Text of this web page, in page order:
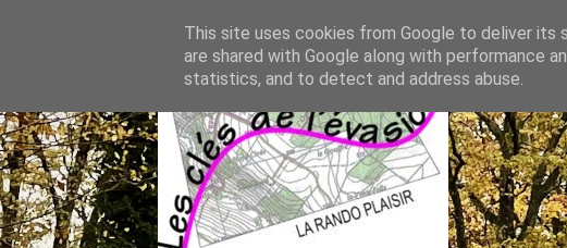
This site uses cookies from Google to deliver its
are shared with Google along with performance
statistics, and to detect and address abuse.